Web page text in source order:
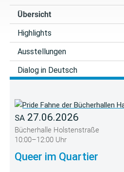
Übersicht
Highlights
Ausstellungen
Dialog in Deutsch
SA 27.06.2026
Bücherhalle Holstenstraße
10:00–12:00 Uhr
Queer im Quartier